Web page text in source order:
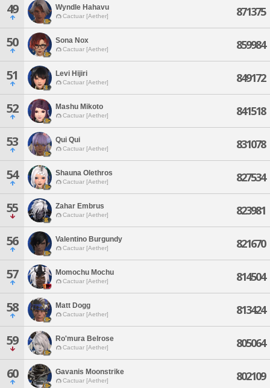
49 Wyndle Hahavu
Cactuar [Aether] 871375
50 Sona Nox
Cactuar [Aether] 859984
51 Levi Hijiri
Cactuar [Aether] 849172
52 Mashu Mikoto
Cactuar [Aether] 841518
53 Qui Qui
Cactuar [Aether] 831078
54 Shauna Olethros
Cactuar [Aether] 827534
55 Zahar Embrus
Cactuar [Aether] 823981
56 Valentino Burgundy
Cactuar [Aether] 821670
57 Momochu Mochu
Cactuar [Aether] 814504
58 Matt Dogg
Cactuar [Aether] 813424
59 Ro'mura Belrose
Cactuar [Aether] 805064
60 Gavanis Moonstrike
Cactuar [Aether] 802109